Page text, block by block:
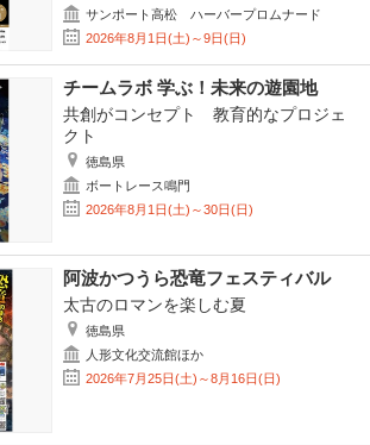
サンポート高松 ハーバープロムナード
2026年8月1日(土)～9日(日)
チームラボ 学ぶ！未来の遊園地
共創がコンセプト 教育的なプロジェ
クト
徳島県
ボートレース鳴門
2026年8月1日(土)～30日(日)
阿波かつうら恐竜フェスティバル
太古のロマンを楽しむ夏
徳島県
人形文化交流館ほか
2026年7月25日(土)～8月16日(日)